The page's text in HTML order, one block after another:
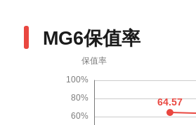
MG6保值率